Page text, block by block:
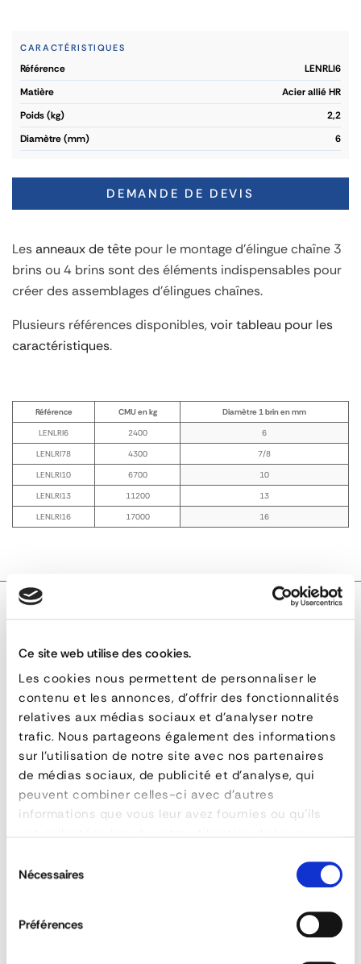
Ce site web utilise des cookies.
Les cookies nous permettent de personnaliser le
contenu et les annonces, d'offrir des fonctionnalités
relatives aux médias sociaux et d'analyser notre
trafic. Nous partageons également des informations
sur l'utilisation de notre site avec nos partenaires
de médias sociaux, de publicité et d'analyse, qui
peuvent combiner celles-ci avec d'autres
informations que vous leur avez fournies ou qu'ils
duNécessaires
Préférences
CARACTÉRISTIQUES
référence
LENRLI6
matière
Acier allié HR
poids (kg)
2,2
diamètre (mm)
6
DEMANDE DE DEVIS
Lesanneaux de tête pour le montage d'élingue chaîne 3
brins ou 4 brins sont des éléments indispensables pour
créer des assemblages d'élingues chaînes.
Plusieurs références disponibles,voir tableau pour les
caractéristiques.
Référence CMU en kg
Diamètre 1 brin en mm
LENLRI6
2400
6
LENLRI78
4300
7/8
LENLRI10
6700
10
LENLRI13
11200
13
LENLRI16
17000 16
DESCRIPTION TECHNIQUE
En acier allié HR grade 80, les anneaux de tête sont
utilisés pour créer des assemblages d'élingues chaînes
en 3 ou 4 brins.
Anneaux
d'élingue